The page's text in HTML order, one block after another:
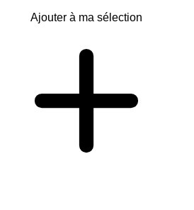
Ajouter à ma sélection